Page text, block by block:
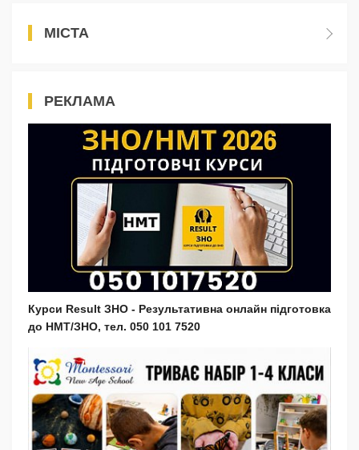
МІСТА
РЕКЛАМА
Курси Result ЗНО - Результативна онлайн підготовка
до НМТ/ЗНО, тел. 050 101 7520